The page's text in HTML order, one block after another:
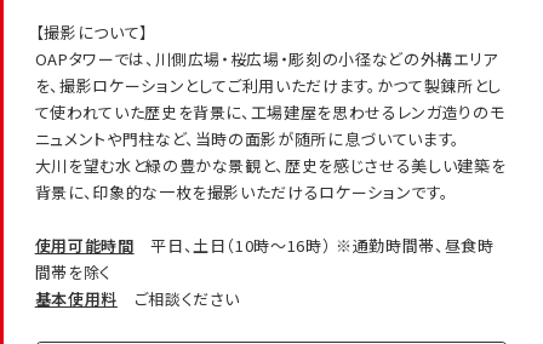
【撮影について】
OAPタワーでは、川側広場・桜広場・彫刻の小径などの外構エリア
を、撮影ロケーションとしてご利用いただけます。かつて製錬所とし
て使われていた歴史を背景に、工場建屋を思わせるレンガ造りのモ
ニュメントや門柱など、当時の面影が随所に息づいています。
大川を望む水と緑の豊かな景観と、歴史を感じさせる美しい建築を
背景に、印象的な一枚を撮影いただけるロケーションです。
使用可能時間 平日、土日（10時～16時） ※通勤時間帯、昼食時
間帯を除く
基本使用料 ご相談ください